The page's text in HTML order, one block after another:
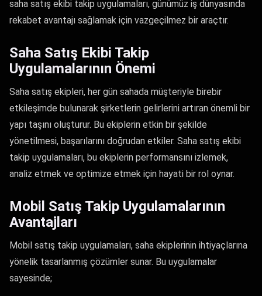
saha satış ekibi takip uygulamaları, günümüz iş dünyasında
rekabet avantajı sağlamak için vazgeçilmez bir araçtır.
Saha Satış Ekibi Takip
Uygulamalarının Önemi
Saha satış ekipleri, her gün sahada müşteriyle birebir
etkileşimde bulunarak şirketlerin gelirlerini artıran önemli bir
yapı taşını oluşturur. Bu ekiplerin etkin bir şekilde
yönetilmesi, başarılarını doğrudan etkiler. Saha satış ekibi
takip uygulamaları, bu ekiplerin performansını izlemek,
analiz etmek ve optimize etmek için hayati bir rol oynar.
Mobil Satış Takip Uygulamalarının
Avantajları
Mobil satış takip uygulamaları, saha ekiplerinin ihtiyaçlarına
yönelik tasarlanmış çözümler sunar. Bu uygulamalar
sayesinde;